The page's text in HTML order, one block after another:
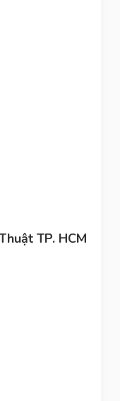
TP. HCM